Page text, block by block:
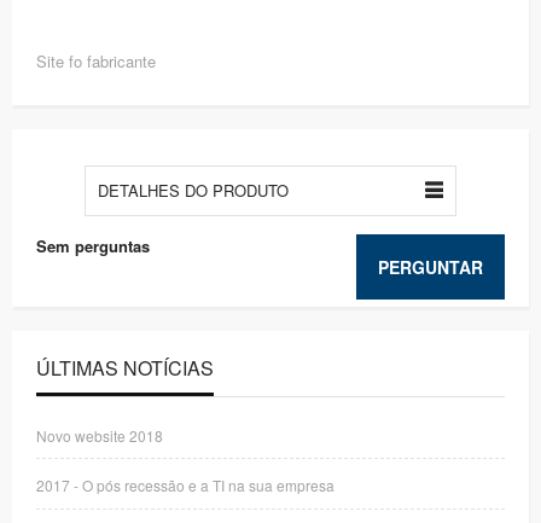
Site fo fabricante
DETALHES DO PRODUTO
PERGUNTAR
Sem perguntas
ÚLTIMAS NOTÍCIAS
Novo website 2018
2017 - O pós recessão e a TI na sua empresa